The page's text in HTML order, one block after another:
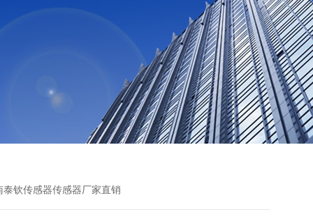
泰钦传感器传感器厂家直销